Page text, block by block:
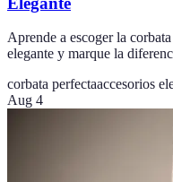
Aprende a escoger la
elegante y marque la
corbata perfectaaccesorios
Aug 4